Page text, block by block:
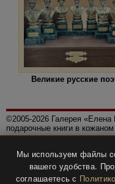
Великие русские
©2005-2026 Галерея «Елена
подарочные книги в
Политика
Все права защищены.
Мы используем файлы
вашего удобства.
соглашаетесь с